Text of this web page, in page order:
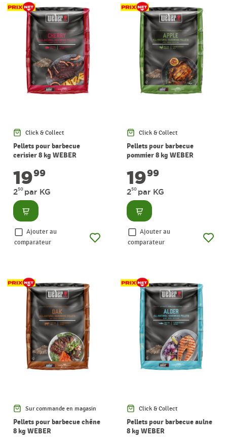
Click & Collect
Pellets pour barbecue
cerisier 8 kg WEBER
1999
250 par KG
Consulter
Ajouter au
comparateur
Click & Collect
Pellets pour barbecue
pommier 8 kg WEBER
1999
250 par KG
Consulter
Ajouter au
comparateur
Sur commande en magasin
Pellets pour barbecue chêne
8 kg WEBER
Click & Collect
Pellets pour barbecue aulne
8 kg WEBER